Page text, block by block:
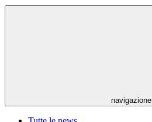
navigazione